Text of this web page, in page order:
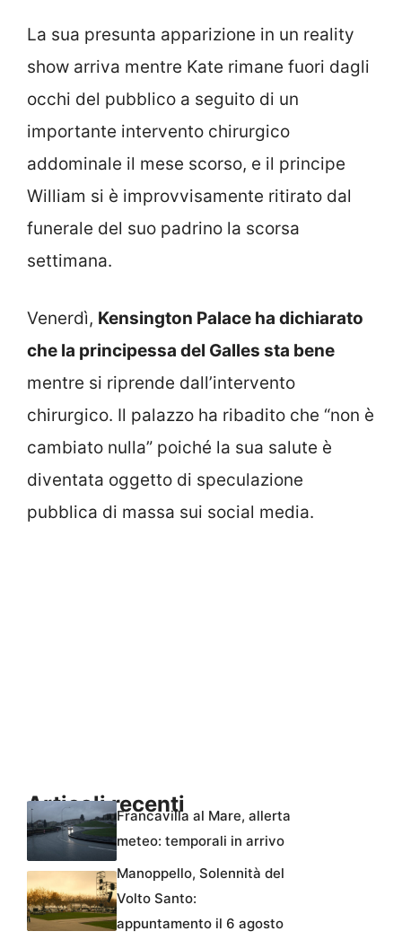
La sua presunta apparizione in un reality
show arriva mentre Kate rimane fuori dagli
occhi del pubblico a seguito di un
importante intervento chirurgico
addominale il mese scorso, e il principe
William si è improvvisamente ritirato dal
funerale del suo padrino la scorsa
settimana.
Venerdì, Kensington Palace ha dichiarato
che la principessa del Galles sta bene
mentre si riprende dall’intervento
chirurgico. Il palazzo ha ribadito che “non è
cambiato nulla” poiché la sua salute è
diventata oggetto di speculazione
pubblica di massa sui social media.
Articoli recentiFrancavilla al Mare, allerta
meteo: temporali in arrivo
Manoppello, Solennità del
Volto Santo:
appuntamento il 6 agosto